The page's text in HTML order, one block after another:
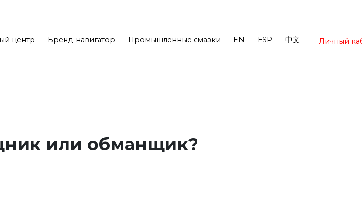
центр Бренд-навигатор Промышленные смазки EN ESP 中文 Личный
или обманщик?